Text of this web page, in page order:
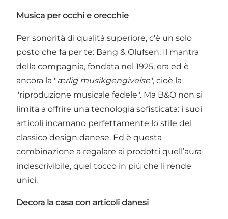
Musica per occhi e orecchie
Per sonorità di qualità superiore, c'è un solo
posto che fa per te: Bang & Olufsen. Il mantra
della compagnia, fondata nel 1925, era ed è
ancora la "ærlig musikgengivelse", cioè la
"riproduzione musicale fedele". Ma B&O non si
limita a offrire una tecnologia sofisticata: i suoi
articoli incarnano perfettamente lo stile del
classico design danese. Ed è questa
combinazione a regalare ai prodotti quell’aura
indescrivibile, quel tocco in più che li rende
unici.
Decora la casa con articoli danesi